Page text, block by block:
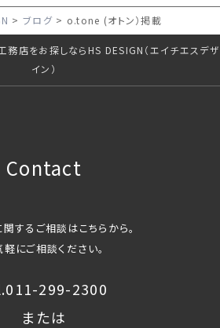
ブログ o.tone (オトン）掲載
務店をお探しならHS DESIGN（エイチエスデザ
イン）
Contact
するご相談はこちらから。
軽にご相談ください。
299-2300
または